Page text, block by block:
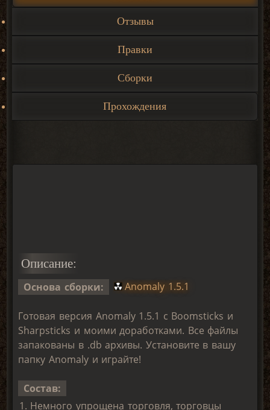
Отзывы
Правки
Сборки
Прохождения
Описание:
Основа сборки: Anomaly 1.5.1
Готовая версия Anomaly 1.5.1 с Boomsticks и
Sharpsticks и моими доработками. Все файлы
запакованы в .db архивы. Установите в вашу
папку Anomaly и играйте!
Состав:
Немного упрощена торговля, торговцы